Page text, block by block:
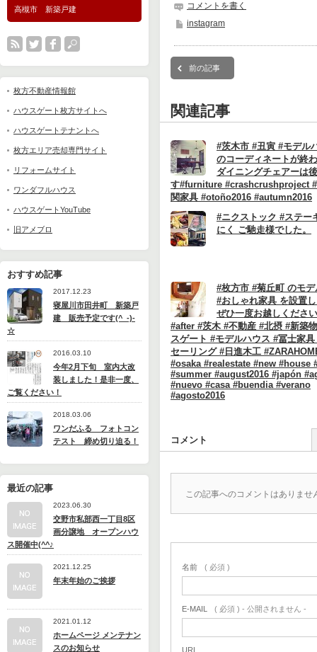
高槻市 新築戸建
枚方不動産情報館
ハウスゲート枚方サイトへ
ハウスゲートテナントへ
枚方エリア売却専門サイト
リフォームサイト
ワンダフルハウス
ハウスゲートYouTube
旧アメブロ
おすすめ記事
2017.12.23
寝屋川市田井町 新築戸
建 販売予定です(^_-)-
☆
2016.03.10
今年2月下旬 室内大改
装しました！是非一度、
ご覧ください！
2018.03.06
ワンだふる フォトコン
テスト 締め切り迫る！
最近の記事
2023.06.30
交野市私部西一丁目8区
画分譲地 オープンハウ
ス開催中(^^♪
2021.12.25
年末年始のご挨拶
2021.01.12
ホームページ メンテナン
スのお知らせ
コメントを書く
instagram
前の記事
関連記事
#茨木市 #丑寅 #モデル
のコーディネートが終
ダイニングチェアーは
す#furniture #crashcrushproject
関家具 #otoño2016 #autumn2016
#ニクストック #ステー
にく ご馳走様でした。
#枚方市 #菊丘町 のモ
#おしゃれ家具 を設置
ぜひ一度お越しくださ
#after #茨木 #不動産 #北摂 #新築
スゲート #モデルハウス #冨士家
セーリング #日進木工
#osaka #realestate #new #house
#summer #august2016 #japón
#nuevo #casa #buendia #verano
#agosto2016
コメント
この記事へのコメントはありませ
名前 ( 必須 )
E-MAIL ( 必須 ) - 公開されません -
URL